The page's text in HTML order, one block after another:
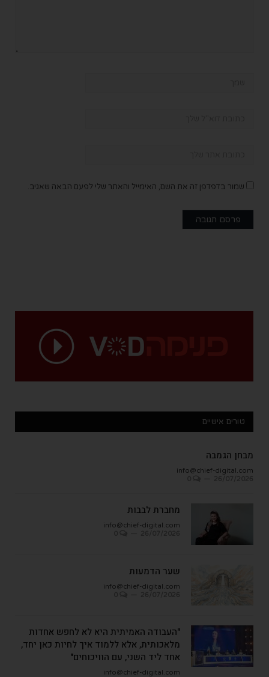
שמור בדפדפן זה את השם, האימייל והאתר שלי לפעם הבאה שאגיב.
טורים אישיים
מבחן הגמבה
info@chief-digital.com
מחברת לבבות
info@chief-digital.com
שער הדמעות
info@chief-digital.com
"העבודה האמיתית היא לא לחפש אחדות
מלאכותית, אלא ללמוד איך לחיות כאן יחד,
אחד ליד השני, עם הוויכוחים"
info@chief-digital.com